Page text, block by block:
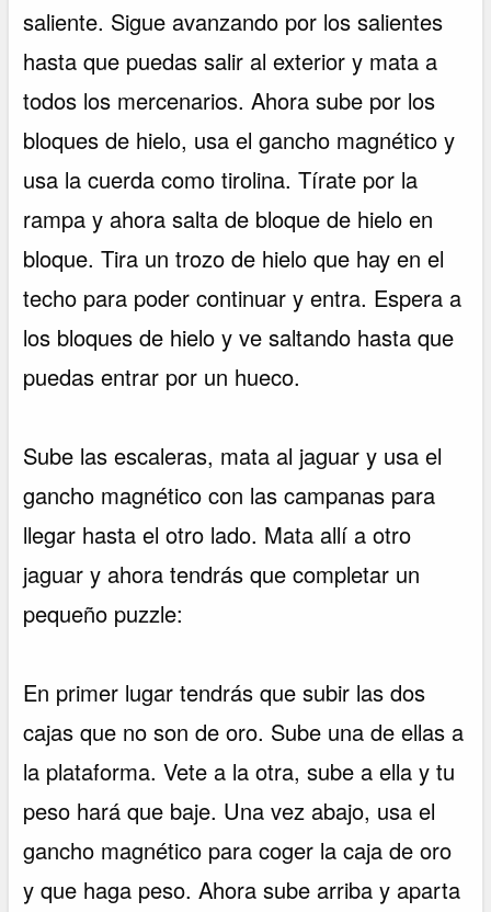
saliente. Sigue avanzando por los salientes
hasta que puedas salir al exterior y mata a
todos los mercenarios. Ahora sube por los
bloques de hielo, usa el gancho magnético y
usa la cuerda como tirolina. Tírate por la
rampa y ahora salta de bloque de hielo en
bloque. Tira un trozo de hielo que hay en el
techo para poder continuar y entra. Espera a
los bloques de hielo y ve saltando hasta que
puedas entrar por un hueco.
Sube las escaleras, mata al jaguar y usa el
gancho magnético con las campanas para
llegar hasta el otro lado. Mata allí a otro
jaguar y ahora tendrás que completar un
pequeño puzzle:
En primer lugar tendrás que subir las dos
cajas que no son de oro. Sube una de ellas a
la plataforma. Vete a la otra, sube a ella y tu
peso hará que baje. Una vez abajo, usa el
gancho magnético para coger la caja de oro
y que haga peso. Ahora sube arriba y aparta